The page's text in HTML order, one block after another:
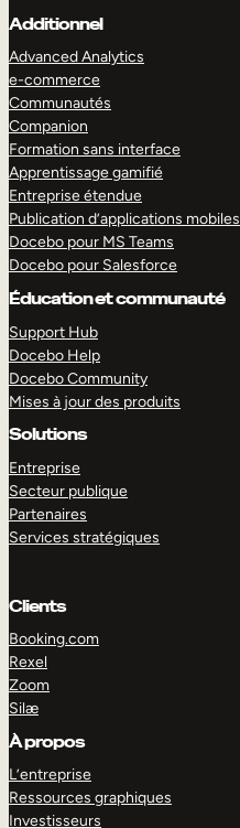
Additionnel
Advanced Analytics
e-commerce
Communautés
Companion
Formation sans interface
Apprentissage gamifié
Entreprise étendue
Publication d’applications mobiles
Docebo pour MS Teams
Docebo pour Salesforce
Éducation et communauté
Support Hub
Docebo Help
Docebo Community
Mises à jour des produits
Solutions
Entreprise
Secteur publique
Partenaires
Services stratégiques
Clients
Booking.com
Rexel
Zoom
Silæ
À propos
L’entreprise
Ressources graphiques
Investisseurs